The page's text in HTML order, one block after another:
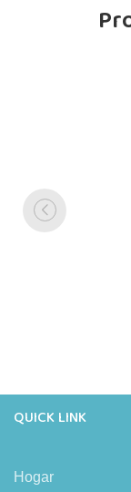
QUICK LINK
Hogar